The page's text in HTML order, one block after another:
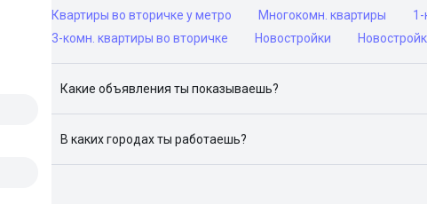
Квартиры во вторичке у метро
Многокомн. квартиры 1-
3-комн. квартиры во вторичке
Новостройки
Какие объявления ты показываешь?
В каких городах ты работаешь?